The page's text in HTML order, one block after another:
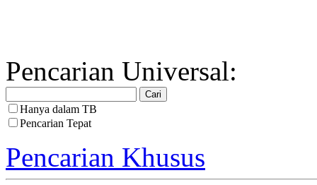
Pencarian Universal:
Hanya dalam TB
Pencarian Tepat
Pencarian Khusus